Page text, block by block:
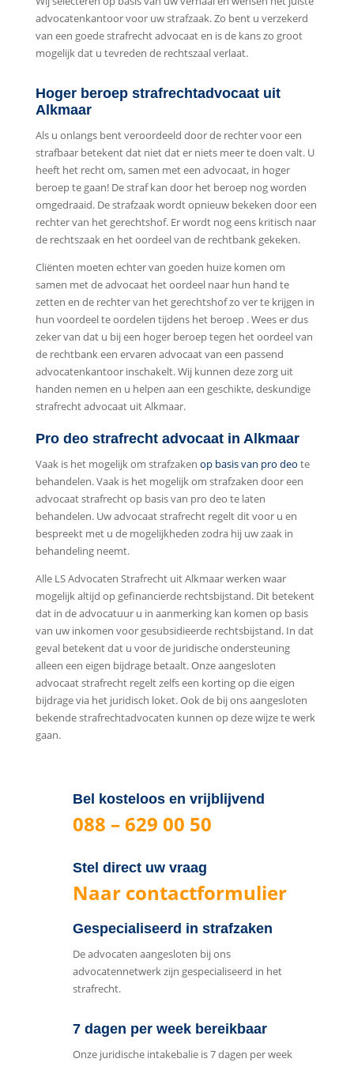
advocatenkantoor voor uw strafzaak. Zo bent u verzekerd
van een goede strafrecht advocaat en is de kans zo groot
mogelijk dat u tevreden de rechtszaal verlaat.
Hoger beroep strafrechtadvocaat uit
Alkmaar
Als u onlangs bent veroordeeld door de rechter voor een
strafbaar betekent dat niet dat er niets meer te doen valt. U
heeft het recht om, samen met een advocaat, in hoger
beroep te gaan! De straf kan door het beroep nog worden
omgedraaid. De strafzaak wordt opnieuw bekeken door een
rechter van het gerechtshof. Er wordt nog eens kritisch naar
de rechtszaak en het oordeel van de rechtbank gekeken.
Cliënten moeten echter van goeden huize komen om
samen met de advocaat het oordeel naar hun hand te
zetten en de rechter van het gerechtshof zo ver te krijgen in
hun voordeel te oordelen tijdens het beroep . Wees er dus
zeker van dat u bij een hoger beroep tegen het oordeel van
de rechtbank een ervaren advocaat van een passend
advocatenkantoor inschakelt. Wij kunnen deze zorg uit
handen nemen en u helpen aan een geschikte, deskundige
strafrecht advocaat uit Alkmaar.
Pro deo strafrecht advocaat in Alkmaar
Vaak is het mogelijk om strafzaken op basis van pro deo te
behandelen. Vaak is het mogelijk om strafzaken door een
advocaat strafrecht op basis van pro deo te laten
behandelen. Uw advocaat strafrecht regelt dit voor u en
bespreekt met u de mogelijkheden zodra hij uw zaak in
behandeling neemt.
Alle LS Advocaten Strafrecht uit Alkmaar werken waar
mogelijk altijd op gefinancierde rechtsbijstand. Dit betekent
dat in de advocatuur u in aanmerking kan komen op basis
van uw inkomen voor gesubsidieerde rechtsbijstand. In dat
geval betekent dat u voor de juridische ondersteuning
alleen een eigen bijdrage betaalt. Onze aangesloten
advocaat strafrecht regelt zelfs een korting op die eigen
bijdrage via het juridisch loket. Ook de bij ons aangesloten
bekende strafrechtadvocaten kunnen op deze wijze te werk
gaan.
Bel kosteloos en vrijblijvend
088 – 629 00 50
Stel direct uw vraag
Naar contactformulier
Gespecialiseerd in strafzaken
De advocaten aangesloten bij ons
advocatennetwerk zijn gespecialiseerd in het
strafrecht.
7 dagen per week bereikbaar
Onze juridische intakebalie is 7 dagen per week